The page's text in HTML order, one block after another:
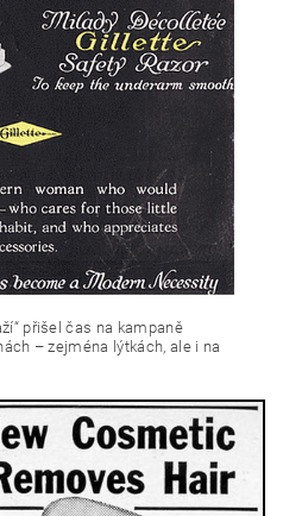
přišel čas na kampaně
– zejména lýtkách, ale i na